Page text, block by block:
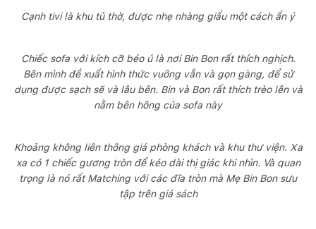
Cạnh tivi là khu tủ thờ, được nhẹ nhàng giấu một cách ẩn ý
Chiếc sofa với kích cỡ béo ú là nơi Bin Bon rất thích nghịch.
Bên mình đề xuất hình thức vuông vắn và gọn gàng, để sử
dụng được sạch sẽ và lâu bên. Bin và Bon rất thích trèo lên và
nằm bên hông của sofa này
Khoảng không liên thông giá phòng khách và khu thư viện. Xa
xa có 1 chiếc gương tròn để kéo dài thị giác khi nhìn. Và quan
trọng là nó rất Matching với các đĩa tròn mà Mẹ Bin Bon sưu
tập trên giá sách